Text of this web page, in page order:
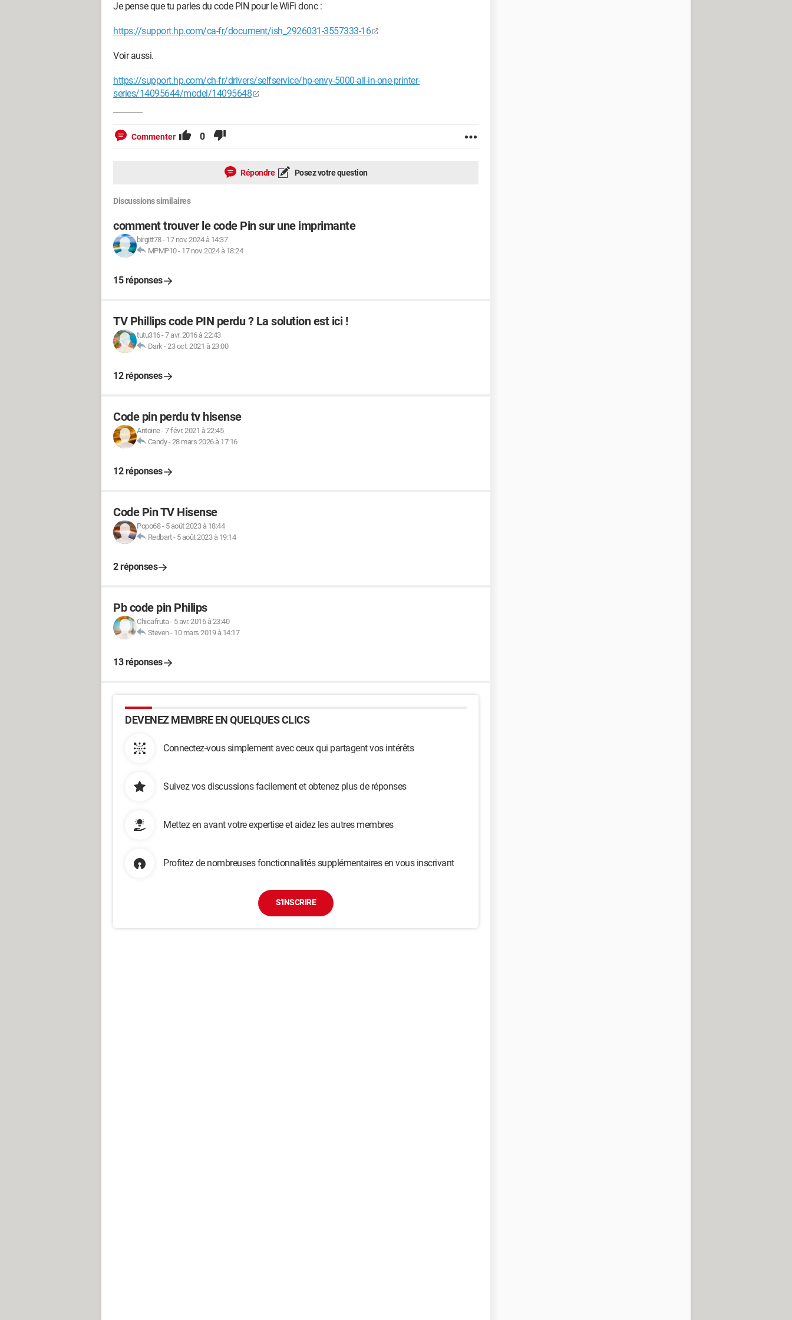
Je pense que tu parles du code PIN pour le WiFi donc :
https://support.hp.com/ca-fr/document/ish_2926031-3557333-16
Voir aussi.
https://support.hp.com/ch-fr/drivers/selfservice/hp-envy-5000-all-in-one-printer-
series/14095644/model/14095648
Commenter 0
Répondre Posez votre question
Discussions similaires
comment trouver le code Pin sur une imprimante
birgitt78- 17 nov. 2024 à 14:37
MPMP10- 17 nov. 2024 à 18:24
15 réponses
TV Phillips code PIN perdu ? La solution est ici !
tutu316-7 avr. 2016 à 22:43
Dark-23 oct. 2021 à 23:00
12 réponses
Code pin perdu tv hisense
Antoine-7 févr. 2021 à 22:45
Candy-28 mars 2026 à 17:16
12 réponses
Code Pin TV Hisense
Popo68- 5 août 2023 à 18:44
Redbart- 5 août 2023 à 19:14
2 réponses
Pb code pin Philips
Chicafruta- 5 avr. 2016 à 23:40
Steven- 10 mars 2019 à 14:17
13 réponses
DEVENEZ MEMBRE EN QUELQUES CLICS
Connectez-vous simplement avec ceux qui partagent vos intérêts
Suivez vos discussions facilement et obtenez plus de réponses
Mettez en avant votre expertise et aidez les autres membres
Profitez de nombreuses fonctionnalités supplémentaires en vous inscrivant
S'INSCRIRE